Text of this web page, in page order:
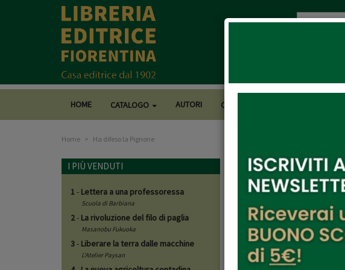
HOME CATALOGO AUTORI CASA EDITRICE
Home Ha difeso la Pignone
I PIÙ VENDUTI
1- Lettera a una professoressa
Scuola di Barbiana
2- La rivoluzione del filo di paglia
Masanobu Fukuoka
3- Liberare la terra dalle macchine
L'Atelier Paysan